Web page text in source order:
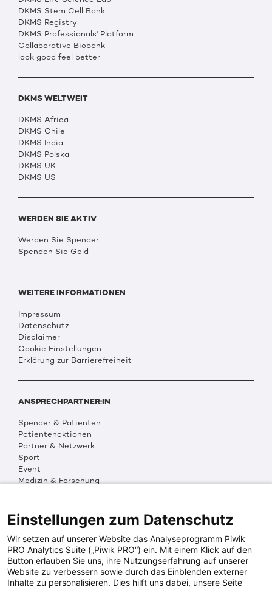
DKMS Stem Cell Bank
DKMS Registry
DKMS Professionals' Platform
Collaborative Biobank
look good feel better
DKMS WELTWEIT
DKMS Africa
DKMS Chile
DKMS India
DKMS Polska
DKMS UK
DKMS US
WERDEN SIE AKTIV
Werden Sie Spender
Spenden Sie Geld
WEITERE INFORMATIONEN
Impressum
Datenschutz
Disclaimer
Cookie Einstellungen
Erklärung zur Barrierefreiheit
ANSPRECHPARTNER:IN
Spender & Patienten
Patientenaktionen
Partner & Netzwerk
Sport
Event
Medizin & Forschung
Multimedia
Social Media
PRESSEINFOS
Einstellungen zum Datenschutz
Wir setzen auf unserer Website das Analyseprogramm Piwik
PRO Analytics Suite („Piwik PRO“) ein. Mit einem Klick auf den
Button erlauben Sie uns, ihre Nutzungserfahrung auf unserer
Website zu verbessern sowie durch das Einblenden externer
Inhalte zu personalisieren. Dies hilft uns dabei, unsere Seite